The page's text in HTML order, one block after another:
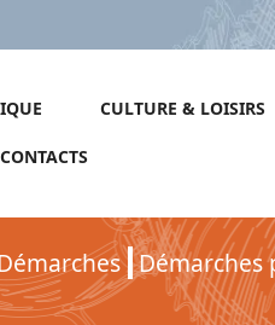
CULTURE & LOISIRS
CONTACTS
Démarches